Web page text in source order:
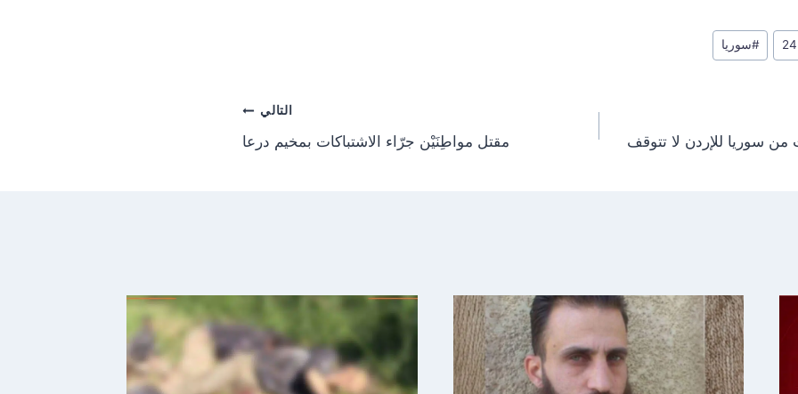
e
o
#سوريا
سوريا للإردن لا تتوقف
التالي
مقتل مواطِنَيْن جرّاء الاشتباكات بمخيم درعا